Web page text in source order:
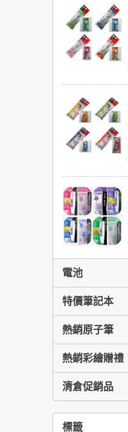
電池
特價筆記本
熱銷原子筆
熱銷彩繪贈禮
清倉促銷品
標籤